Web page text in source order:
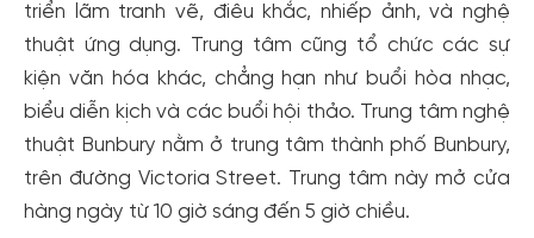
triển lãm tranh vẽ, điêu khắc, nhiếp ảnh, và nghệ
thuật ứng dụng. Trung tâm cũng tổ chức các sự
kiện văn hóa khác, chẳng hạn như buổi hòa nhạc,
biểu diễn kịch và các buổi hội thảo. Trung tâm nghệ
thuật Bunbury nằm ở trung tâm thành phố Bunbury,
trên đường Victoria Street. Trung tâm này mở cửa
hàng ngày từ 10 giờ sáng đến 5 giờ chiều.